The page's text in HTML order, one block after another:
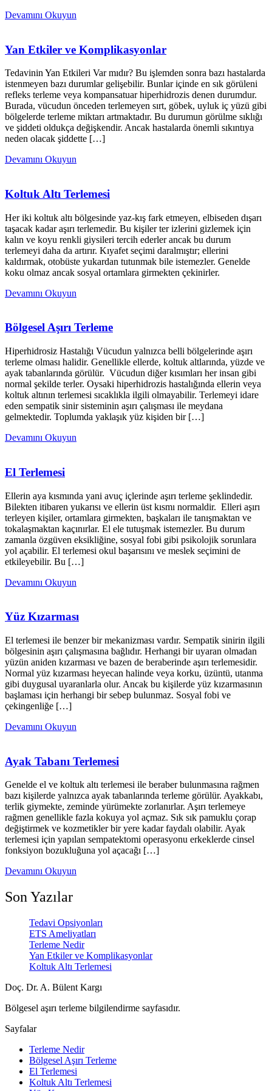
Devamını Okuyun
Yan Etkiler ve Komplikasyonlar
Tedavinin Yan Etkileri Var mıdır? Bu işlemden sonra bazı hastalarda
istenmeyen bazı durumlar gelişebilir. Bunlar içinde en sık görüleni
refleks terleme veya kompansatuar hiperhidrozis denen durumdur.
Burada, vücudun önceden terlemeyen sırt, göbek, uyluk iç yüzü gibi
bölgelerde terleme miktarı artmaktadır. Bu durumun görülme sıklığı
ve şiddeti oldukça değişkendir. Ancak hastalarda önemli sıkıntıya
neden olacak şiddette […]
Devamını Okuyun
Koltuk Altı Terlemesi
Her iki koltuk altı bölgesinde yaz-kış fark etmeyen, elbiseden dışarı
taşacak kadar aşırı terlemedir. Bu kişiler ter izlerini gizlemek için
kalın ve koyu renkli giysileri tercih ederler ancak bu durum
terlemeyi daha da artırır. Kıyafet seçimi daralmıştır; ellerini
kaldırmak, otobüste yukardan tutunmak bile istemezler. Genelde
koku olmaz ancak sosyal ortamlara girmekten çekinirler.
Devamını Okuyun
Bölgesel Aşırı Terleme
Hiperhidrosiz Hastalığı Vücudun yalnızca belli bölgelerinde aşırı
terleme olması halidir. Genellikle ellerde, koltuk altlarında, yüzde ve
ayak tabanlarında görülür. Vücudun diğer kısımları her insan gibi
normal şekilde terler. Oysaki hiperhidrozis hastalığında ellerin veya
koltuk altının terlemesi sıcaklıkla ilgili olmayabilir. Terlemeyi idare
eden sempatik sinir sisteminin aşırı çalışması ile meydana
gelmektedir. Toplumda yaklaşık yüz kişiden bir […]
Devamını Okuyun
El Terlemesi
Ellerin aya kısmında yani avuç içlerinde aşırı terleme şeklindedir.
Bilekten itibaren yukarısı ve ellerin üst kısmı normaldir. Elleri aşırı
terleyen kişiler, ortamlara girmekten, başkaları ile tanışmaktan ve
tokalaşmaktan kaçınırlar. El ele tutuşmak istemezler. Bu durum
zamanla özgüven eksikliğine, sosyal fobi gibi psikolojik sorunlara
yol açabilir. El terlemesi okul başarısını ve meslek seçimini de
etkileyebilir. Bu […]
Devamını Okuyun
Yüz Kızarması
El terlemesi ile benzer bir mekanizması vardır. Sempatik sinirin ilgili
bölgesinin aşırı çalışmasına bağlıdır. Herhangi bir uyaran olmadan
yüzün aniden kızarması ve bazen de beraberinde aşırı terlemesidir.
Normal yüz kızarması heyecan halinde veya korku, üzüntü, utanma
gibi duygusal uyaranlarla olur. Ancak bu kişilerde yüz kızarmasının
başlaması için herhangi bir sebep bulunmaz. Sosyal fobi ve
çekingenliğe […]
Devamını Okuyun
Ayak Tabanı Terlemesi
Genelde el ve koltuk altı terlemesi ile beraber bulunmasına rağmen
bazı kişilerde yalnızca ayak tabanlarında terleme görülür. Ayakkabı,
terlik giymekte, zeminde yürümekte zorlanırlar. Aşırı terlemeye
rağmen genellikle fazla kokuya yol açmaz. Sık sık pamuklu çorap
değiştirmek ve kozmetikler bir yere kadar faydalı olabilir. Ayak
terlemesi için yapılan sempatektomi operasyonu erkeklerde cinsel
fonksiyon bozukluğuna yol açacağı […]
Devamını Okuyun
Son Yazılar
Tedavi Opsiyonları
ETS Ameliyatları
Terleme Nedir
Yan Etkiler ve Komplikasyonlar
Koltuk Altı Terlemesi
Doç. Dr. A. Bülent Kargı
Bölgesel aşırı terleme bilgilendirme sayfasıdır.
Sayfalar
Terleme Nedir
Bölgesel Aşırı Terleme
El Terlemesi
Koltuk Altı Terlemesi